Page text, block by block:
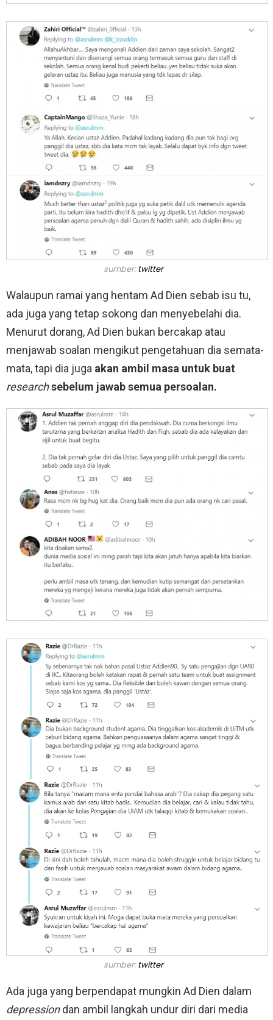
sumber:twitter
Walaupun ramai yang hentam Ad Dien sebab isu tu,
ada juga yang tetap sokong dan menyebelahi dia.
Menurut dorang, Ad Dien bukan bercakap atau
menjawab soalan mengikut pengetahuan dia semata-
mata, tapi dia juga akan ambil masa untuk buat
researchsebelum jawab semua persoalan.
sumber:twitter
Ada juga yang berpendapat mungkin Ad Dien dalam
depressiondan ambil langkah undur diri dari media